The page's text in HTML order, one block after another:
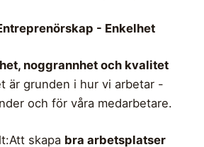
- Enkelhet
noggrannhet och kvalitet
är grunden i hur vi arbetar -
och för våra medarbetare.
skapa bra arbetsplatser